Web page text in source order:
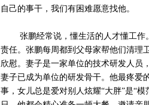
自己的事干，我们有困难愿意找他。
张鹏经常说，懂生活的人才懂工
责任。张鹏每周都到父母家帮他们清理
欣慰。妻子是一家单位的技术研发人员
妻子已成为单位的研发骨干。他最疼爱
事，女儿总是爱对别人炫耀“大胖”是“